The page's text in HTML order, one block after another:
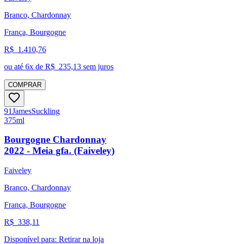
Branco, Chardonnay
França, Bourgogne
R$ 1.410,76
ou até 6x de R$ 235,13 sem juros
COMPRAR
91JamesSuckling
375ml
Bourgogne Chardonnay
2022 - Meia gfa. (Faiveley)
Faiveley
Branco, Chardonnay
França, Bourgogne
R$ 338,11
Disponível para: Retirar na loja